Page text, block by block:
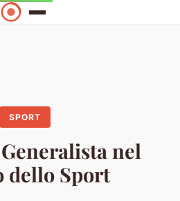
SPORT
nel
dello Sport